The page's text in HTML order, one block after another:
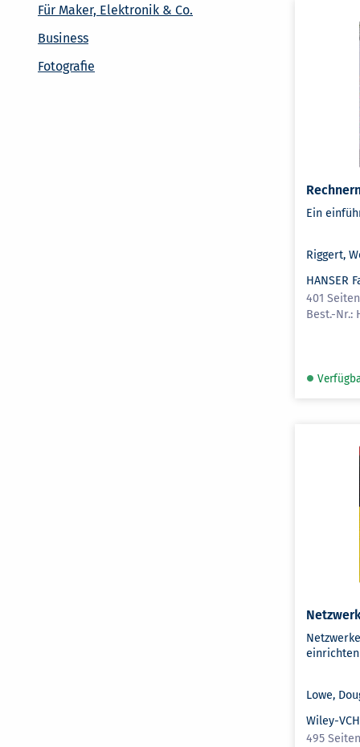
Für Maker, Elektronik & Co.
Business
Fotografie
Ein
Riggert,
HANSER
401
Lowe,
Wiley-VCH
495